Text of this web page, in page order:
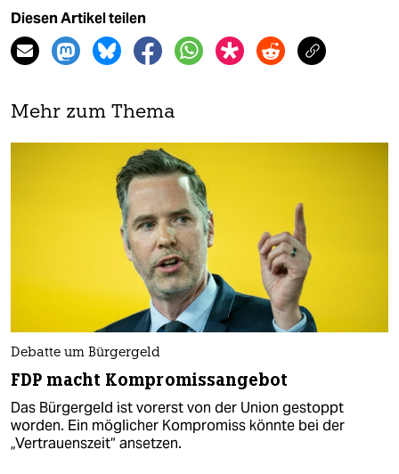
Diesen Artikel teilen
Mehr zum Thema
Debatte um Bürgergeld
FDP macht Kompromissangebot
Das Bürgergeld ist vorerst von der Union gestoppt
worden. Ein möglicher Kompromiss könnte bei der
„Vertrauenszeit“ ansetzen.